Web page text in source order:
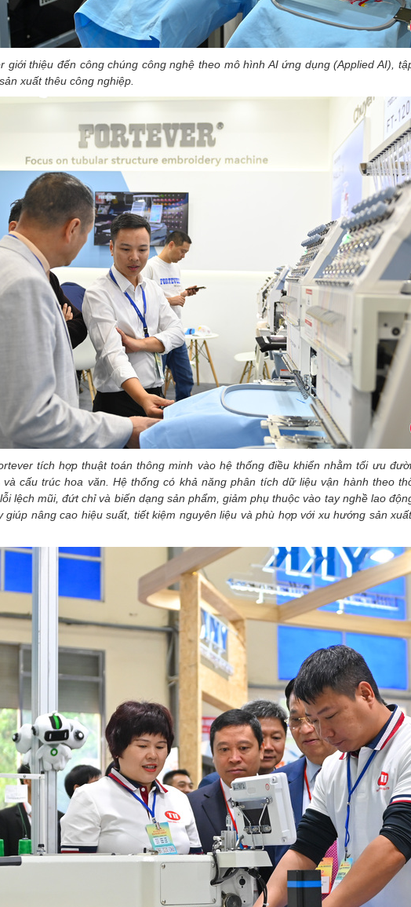
giới thiệu đến công chúng công nghệ theo mô hình AI ứng dụng (Applied AI),
xuất thêu công nghiệp.
tích hợp thuật toán thông minh vào hệ thống điều khiển nhằm tối ưu
cấu trúc hoa văn. Hệ thống có khả năng phân tích dữ liệu vận hành theo
lệch mũi, đứt chỉ và biến dạng sản phẩm, giảm phụ thuộc vào tay nghề lao
giúp nâng cao hiệu suất, tiết kiệm nguyên liệu và phù hợp với xu hướng sản